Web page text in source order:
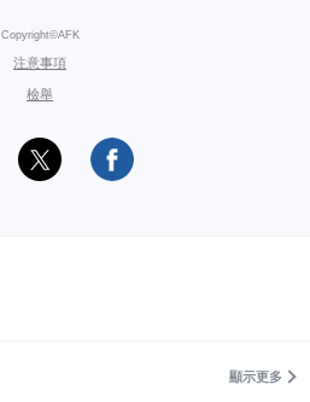
Copyright©AFK
注意事項
檢舉
顯示更多